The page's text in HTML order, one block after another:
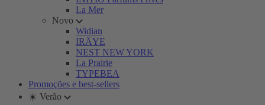
La Mer
Novo
Widian
IRÄYE
NEST NEW YORK
La Prairie
TYPEBEA
Promoções e best-sellers
☀️ Verão